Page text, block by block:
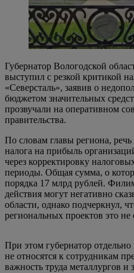
Губернатор Вологодской
выступил с резкой критикой
«Северсталь», заявив о
бюджетом значительных
прозвучали на оперативном
правительства.
По словам главы региона, речь
налога на прибыль
через корректировку
периоды. Общая сумма, о
порядка 17 млрд рублей.
действия могут негативно
области, однако подчеркнул,
региональных проектов это не
При этом губернатор
не относятся к сотрудникам
важность труда металлургов и